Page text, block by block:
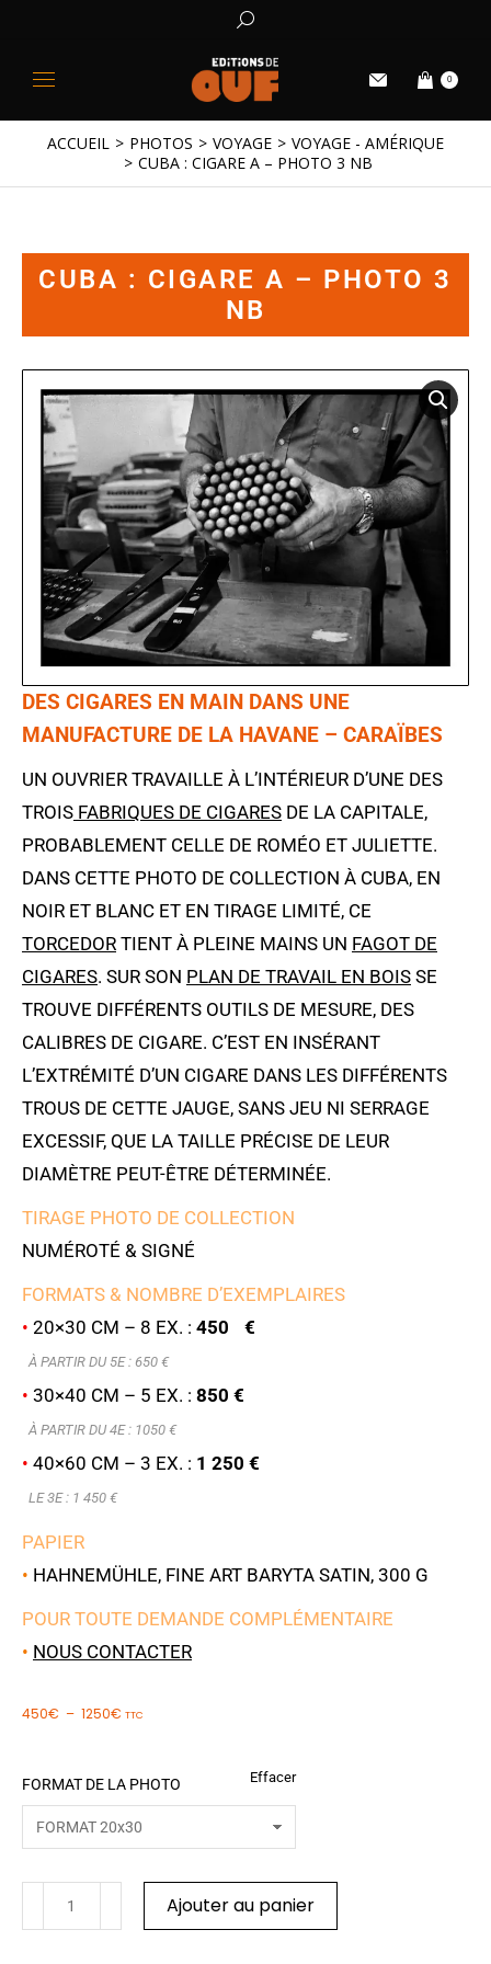
0
Vous êtes ici :
ACCUEIL PHOTOS VOYAGE
VOYAGE - AMÉRIQUE
CUBA : CIGARE A – PHOTO 3 NB
CUBA : CIGARE A – PHOTO 3
NB
DES CIGARES EN MAIN DANS UNE
MANUFACTURE DE LA HAVANE – CARAÏBES
UN OUVRIER TRAVAILLE À L’INTÉRIEUR D’UNE DES
TROIS FABRIQUES DE CIGARES DE LA CAPITALE,
PROBABLEMENT CELLE DE ROMÉO ET JULIETTE.
DANS CETTE PHOTO DE COLLECTION À CUBA, EN
NOIR ET BLANC ET EN TIRAGE LIMITÉ, CE
TORCEDOR TIENT À PLEINE MAINS UN FAGOT DE
CIGARES. SUR SON PLAN DE TRAVAIL EN BOIS SE
TROUVE DIFFÉRENTS OUTILS DE MESURE, DES
CALIBRES DE CIGARE. C’EST EN INSÉRANT
L’EXTRÉMITÉ D’UN CIGARE DANS LES DIFFÉRENTS
TROUS DE CETTE JAUGE, SANS JEU NI SERRAGE
EXCESSIF, QUE LA TAILLE PRÉCISE DE LEUR
DIAMÈTRE PEUT-ÊTRE DÉTERMINÉE.
TIRAGE PHOTO DE COLLECTION
NUMÉROTÉ & SIGNÉ
FORMATS & NOMBRE D’EXEMPLAIRES
• 20×30 CM – 8 EX. : 450 €
À PARTIR DU 5E : 650 €
• 30×40 CM – 5 EX. : 850 €
À PARTIR DU 4E : 1050 €
• 40×60 CM – 3 EX. : 1 250 €
LE 3E : 1 450 €
PAPIER
• HAHNEMÜHLE, FINE ART BARYTA SATIN, 300 G
POUR TOUTE DEMANDE COMPLÉMENTAIRE
• NOUS CONTACTER
450€ – 1250€ TTC
FORMAT DE LA PHOTO Effacer
Ajouter au panier